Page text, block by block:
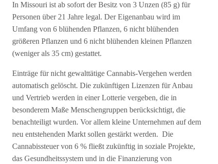
In Missouri ist ab sofort der Besitz von 3 Unzen (85 g) für
Personen über 21 Jahre legal. Der Eigenanbau wird im
Umfang von 6 blühenden Pflanzen, 6 nicht blühenden
größeren Pflanzen und 6 nicht blühenden kleinen Pflanzen
(weniger als 35 cm) gestattet.
Einträge für nicht gewalttätige Cannabis-Vergehen werden
automatisch gelöscht. Die zukünftigen Lizenzen für Anbau
und Vertrieb werden in einer Lotterie vergeben, die in
besonderem Maße Menschengruppen berücksichtigt, die
benachteiligt wurden. Vor allem kleine Unternehmen auf dem
neu entstehenden Markt sollen gestärkt werden. Die
Cannabissteuer von 6 % fließt zukünftig in soziale Projekte,
das Gesundheitssystem und in die Finanzierung von